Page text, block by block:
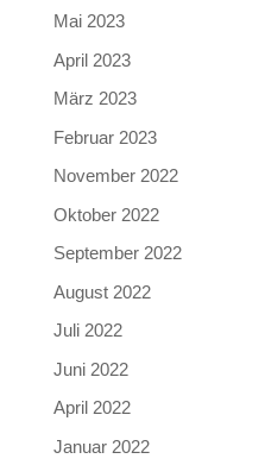
Mai 2023
April 2023
März 2023
Februar 2023
November 2022
Oktober 2022
September 2022
August 2022
Juli 2022
Juni 2022
April 2022
Januar 2022